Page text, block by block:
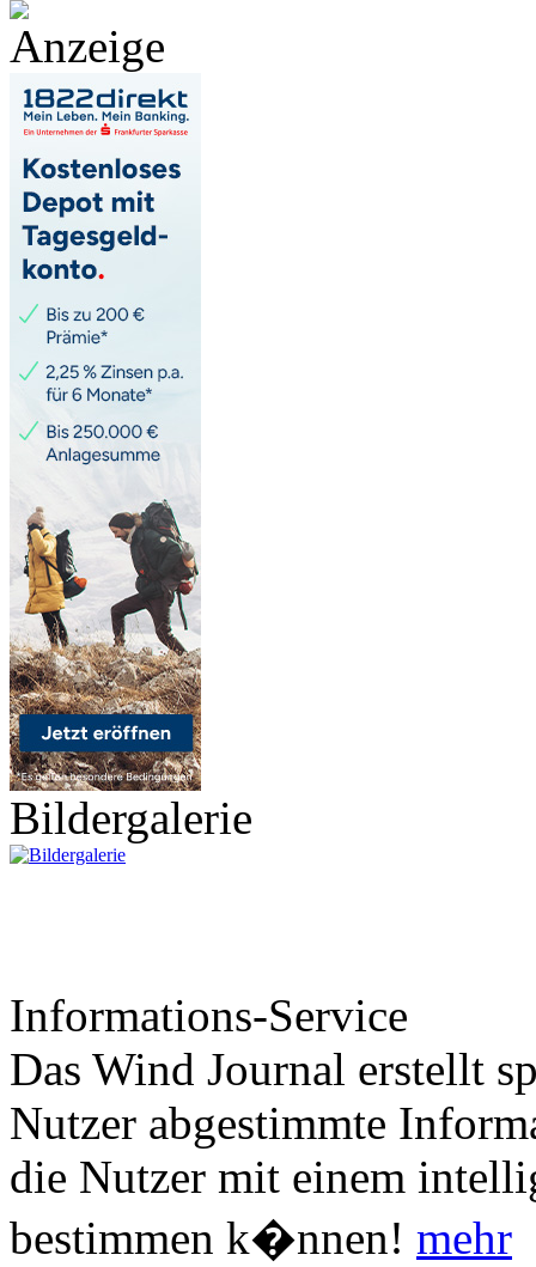
Anzeige
Bildergalerie
Informations-Service
Das Wind Journal erstellt
Nutzer abgestimmte
die Nutzer mit einem
bestimmen k�nnen! mehr